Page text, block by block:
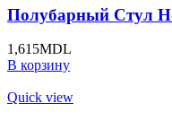
Полубарный Стул
1,615MDL
В корзину
Quick view